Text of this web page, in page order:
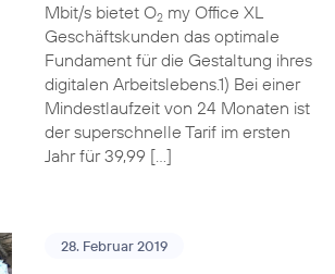
Mbit/s bietet O2my Office XL
Geschäftskunden das optimale
Fundament für die Gestaltung ihres
digitalen Arbeitslebens.1) Bei einer
Mindestlaufzeit von 24 Monaten ist
der superschnelle Tarif im ersten
Jahr für 39,99 […]
28. Februar 2019